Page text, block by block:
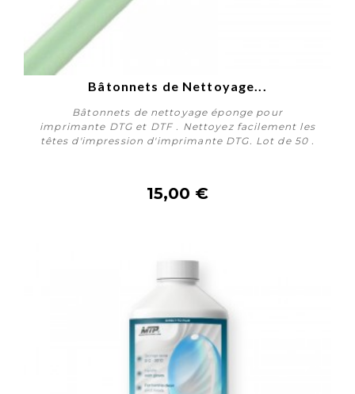
Bâtonnets de Nettoyage...
Bâtonnets de nettoyage éponge pour
imprimante DTG et DTF . Nettoyez facilement les
têtes d'impression d'imprimante DTG. Lot de 50 .
15,00 €